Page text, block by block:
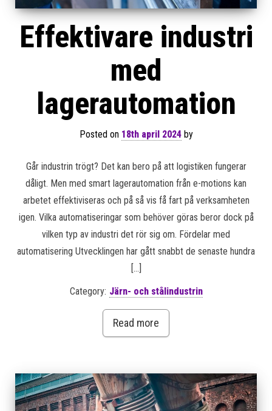
Effektivare industri
med
lagerautomation
Posted on 18th april 2024by
Går industrin trögt? Det kan bero på att logistiken fungerar
dåligt. Men med smart lagerautomation från e-motions kan
arbetet effektiviseras och på så vis få fart på verksamheten
igen. Vilka automatiseringar som behöver göras beror dock på
vilken typ av industri det rör sig om. Fördelar med
automatisering Utvecklingen har gått snabbt de senaste hundra
[…]
Category: Järn- och stålindustrin
Read more